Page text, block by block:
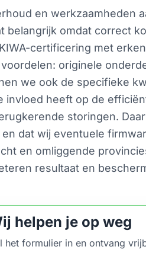
en werkzaamheden
belangrijk omdat correct
certificering met
originele
we ook de specifieke
heeft op de
storingen.
dat wij eventuele
en omliggende
resultaat en
helpen je op weg
het formulier in en ontvang